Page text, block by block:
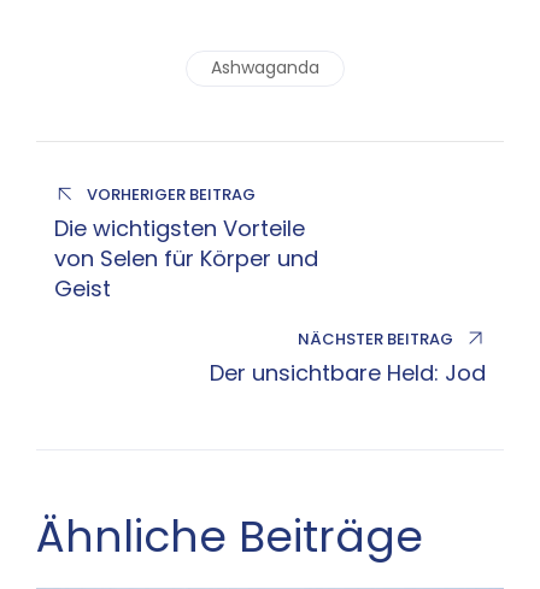
Ashwaganda
VORHERIGER BEITRAG
Die wichtigsten Vorteile
von Selen für Körper und
Geist
NÄCHSTER BEITRAG
Der unsichtbare Held: Jod
Ähnliche Beiträge